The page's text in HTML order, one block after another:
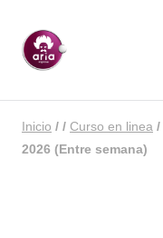
Inicio / / Curso en linea /
2026 (Entre semana)